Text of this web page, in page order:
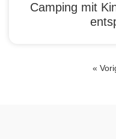
Camping mit
«